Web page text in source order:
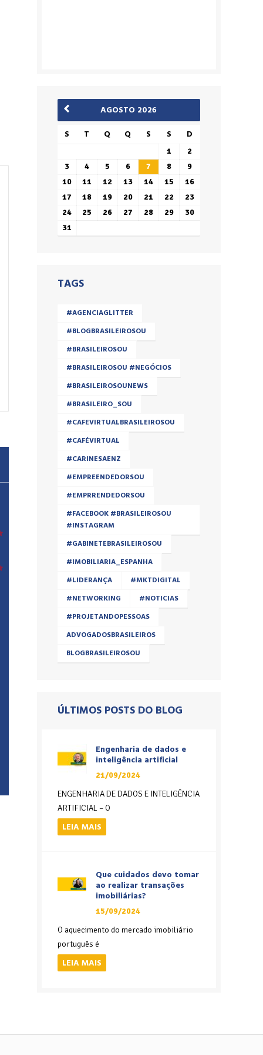
AGOSTO 2026
S
T Q Q S S D
1
2
3
4 5 6 7 8
9
10
11 12 13 14 15
16
17
18 19 20 21 22
23
24
25 26 27 28 29
30
31
TAGS
#AGENCIAGLITTER
#BLOGBRASILEIROSOU
#BRASILEIROSOU
#BRASILEIROSOU #NEGÓCIOS
#BRASILEIROSOUNEWS
#BRASILEIRO_SOU
#CAFEVIRTUALBRASILEIROSOU
#CAFÉVIRTUAL
#CARINESAENZ
#EMPREENDEDORSOU
#EMPRRENDEDORSOU
#FACEBOOK #BRASILEIROSOU
#INSTAGRAM
#GABINETEBRASILEIROSOU
#IMOBILIARIA_ESPANHA
#LIDERANÇA
#MKTDIGITAL
#NETWORKING
#NOTICIAS
#PROJETANDOPESSOAS
ADVOGADOSBRASILEIROS
BLOGBRASILEIROSOU
ÚLTIMOS POSTS DO BLOG
Engenharia de dados e
inteligência artificial
21/09/2024
ENGENHARIA DE DADOS E INTELIGÊNCIA
ARTIFICIAL – O
LEIA MAIS
Que cuidados devo tomar
ao realizar transações
imobiliárias?
15/09/2024
O aquecimento do mercado imobiliário
português é
LEIA MAIS